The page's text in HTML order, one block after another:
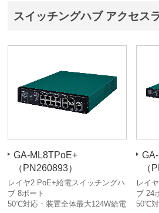
スイッチングハブ アクセス
GA-ML8TPoE+
（PN260893）
レイヤ2 PoE+給電スイッチングハ
ブ 8ポート
50℃対応・装置全体最大124W給電
（
レイ
ブ 24
50℃対